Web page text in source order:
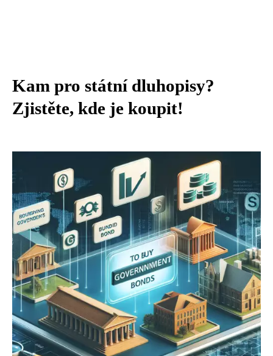
Kam pro státní dluhopisy?
Zjistěte, kde je koupit!